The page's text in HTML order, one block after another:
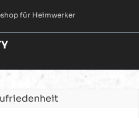
für Heimwerker